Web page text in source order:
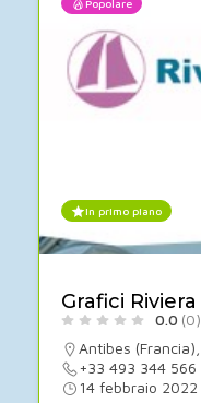
Popolare
In primo piano
Grafici Riviera
0.0 (0)
Antibes (Francia)
+33 493 344 566
14 febbraio 2022